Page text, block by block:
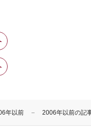
年以前 2006年以前の記